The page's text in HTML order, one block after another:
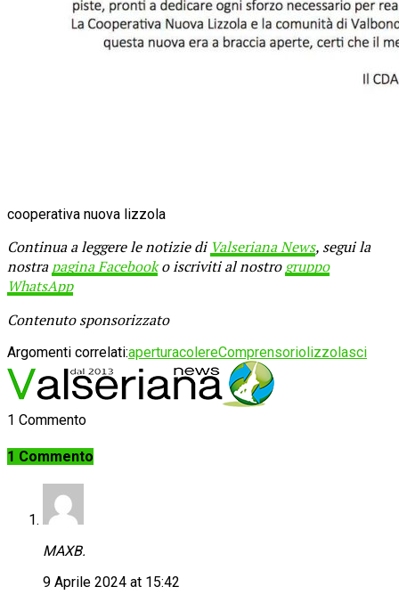
cooperativa nuova lizzola
Continua a leggere le notizie di Valseriana News, segui la
nostrapagina Facebooko iscriviti al nostrogruppo
WhatsApp
Contenuto sponsorizzato
Argomenti correlati:aperturacolereComprensorio lizzolasci
1 Commento
1 Commento
MAXB.
9 Aprile 2024 at 15:42